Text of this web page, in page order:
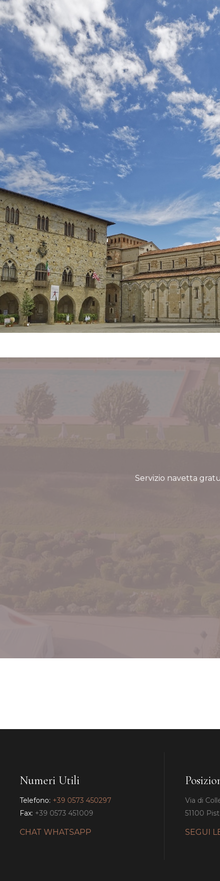
Servizio navetta
Numeri Utili
Telefono: +39 0573 450297
Fax: +39 0573 451009
CHAT WHATSAPP
Via di
51100
SEGUI